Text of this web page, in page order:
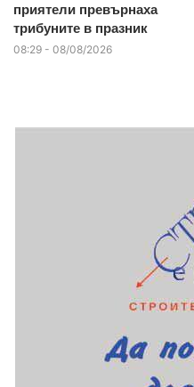
приятели превърнаха
трибуните в празник
08:29 - 08/08/2026